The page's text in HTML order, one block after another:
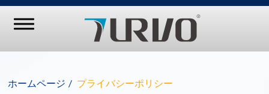
ホームページ プライバシーポリシー